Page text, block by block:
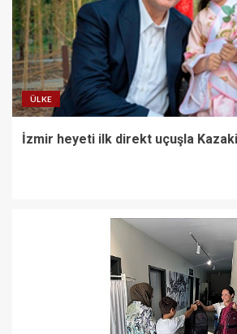
5
1
Belediye
Nilüfer
desteği
ÜLKE
İzmir heyeti ilk direkt uçuşla